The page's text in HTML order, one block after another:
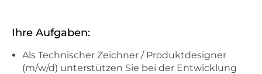
Ihre Aufgaben:
Als Technischer Zeichner / Produktdesigner
(m/w/d) unterstützen Sie bei der Entwicklung